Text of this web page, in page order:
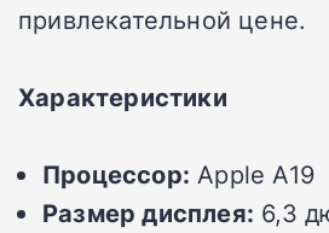
привлекательной цене.
Характеристики
Процессор: Apple A19
Размер дисплея: 6,3